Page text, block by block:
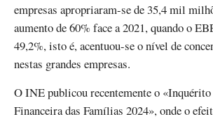
empresas apropriaram-se de 35,4 mil
aumento de 60% face a 2021, quando o
49,2%, isto é, acentuou-se o nível de
nestas grandes empresas.
O INE publicou recentemente o «Inquérito
Financeira das Famílias 2024», onde o